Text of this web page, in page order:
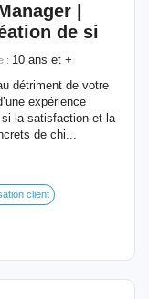
|
de si
: 10 ans et +
détriment de votre
expérience
la satisfaction et la
de chi...
client